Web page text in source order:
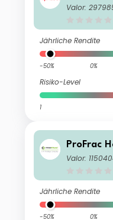
Valor:
Jährliche Rendite
-50% 0%
Risiko-Level
1
ProFrac
Valor:
Jährliche Rendite
-50% 0%